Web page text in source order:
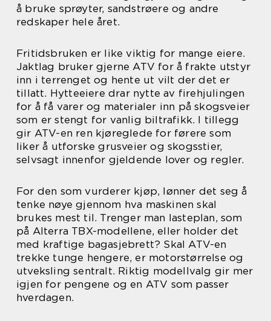
å bruke sprøyter, sandstrøere og andre
redskaper hele året.
Fritidsbruken er like viktig for mange eiere.
Jaktlag bruker gjerne ATV for å frakte utstyr
inn i terrenget og hente ut vilt der det er
tillatt. Hytteeiere drar nytte av firehjulingen
for å få varer og materialer inn på skogsveier
som er stengt for vanlig biltrafikk. I tillegg
gir ATV-en ren kjøreglede for førere som
liker å utforske grusveier og skogsstier,
selvsagt innenfor gjeldende lover og regler.
For den som vurderer kjøp, lønner det seg å
tenke nøye gjennom hva maskinen skal
brukes mest til. Trenger man lasteplan, som
på Alterra TBX-modellene, eller holder det
med kraftige bagasjebrett? Skal ATV-en
trekke tunge hengere, er motorstørrelse og
utveksling sentralt. Riktig modellvalg gir mer
igjen for pengene og en ATV som passer
hverdagen.